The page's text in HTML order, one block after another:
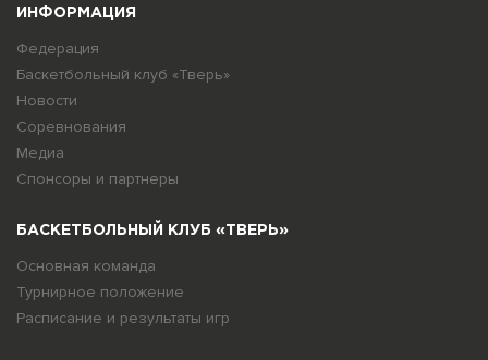
ИНФОРМАЦИЯ
Федерация
Баскетбольный клуб «Тверь»
Новости
Соревнования
Медиа
Спонсоры и партнеры
БАСКЕТБОЛЬНЫЙ КЛУБ «ТВЕРЬ»
Основная команда
Турнирное положение
Расписание и результаты игр